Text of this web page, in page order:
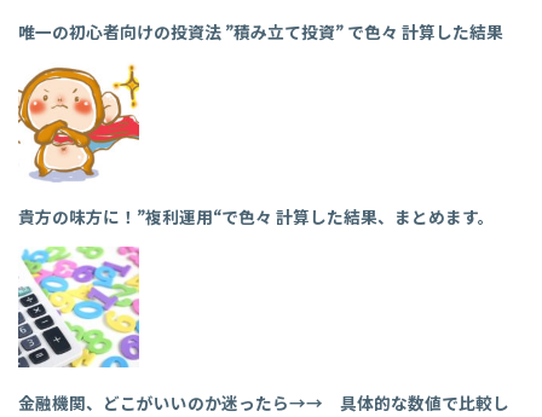
唯一の初心者向けの投資法 ”積み立て投資” で色々 計算した結果
貴方の味方に！”複利運用“で色々 計算した結果、まとめます。
金融機関、どこがいいのか迷ったら→→ 具体的な数値で比較し